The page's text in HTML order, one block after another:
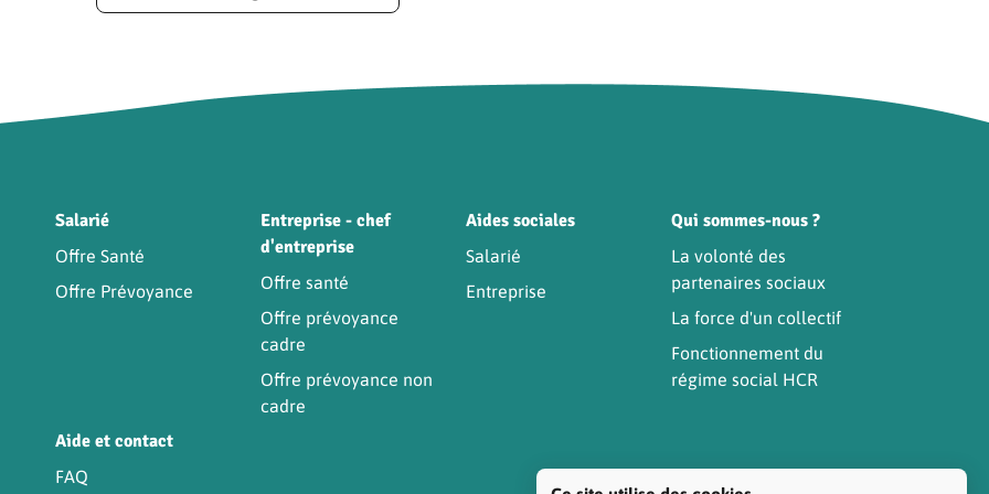
Salarié
Offre Santé
Offre Prévoyance
Entreprise - chef
d'entreprise
Offre santé
Offre prévoyance
cadre
Offre prévoyance non
cadre
Aides sociales
Salarié
Entreprise
Qui sommes-nous ?
La volonté des
partenaires sociaux
La force d'un collectif
Fonctionnement du
régime social HCR
Aide et contact
FAQ